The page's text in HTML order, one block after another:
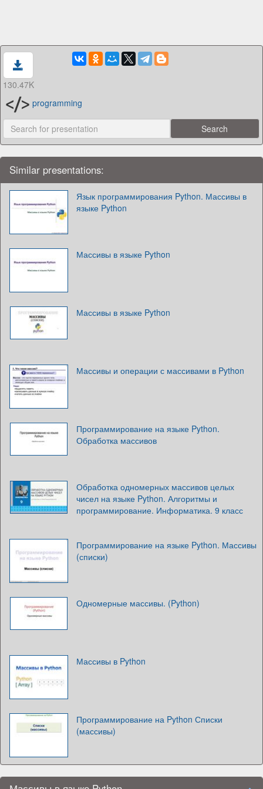
130.47K
programming
Similar presentations:
Язык программирования Python. Массивы в
языке Python
Массивы в языке Python
Массивы в языке Python
Массивы и операции с массивами в Python
Программирование на языке Python.
Обработка массивов
Обработка одномерных массивов целых
чисел на языке Python. Алгоритмы и
программирование. Информатика. 9 класс
Программирование на языке Python. Массивы
(списки)
Одномерные массивы. (Python)
Массивы в Python
Программирование на Python Списки
(массивы)